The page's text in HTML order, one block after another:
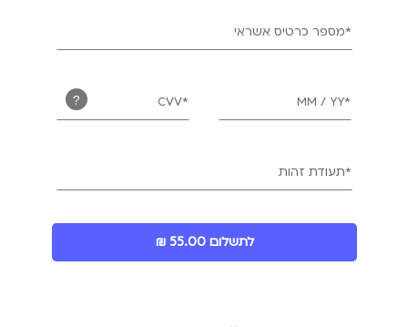
*מספר כרטיס אשראי
*MM / YY
*CVV
?
*תעודת זהות